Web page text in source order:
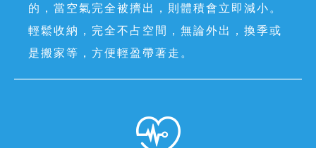
的，當空氣完全被擠出，則體積會立即減小。
輕鬆收納，完全不占空間，無論外出，換季或
是搬家等，方便輕盈帶著走。